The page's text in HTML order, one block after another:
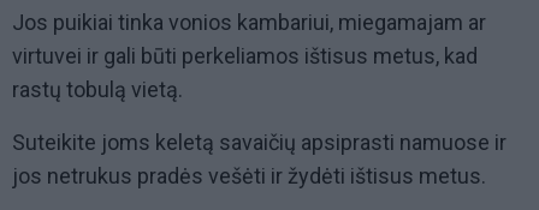
Jos puikiai tinka vonios kambariui, miegamajam ar
virtuvei ir gali būti perkeliamos ištisus metus, kad
rastų tobulą vietą.
Suteikite joms keletą savaičių apsiprasti namuose ir
jos netrukus pradės vešėti ir žydėti ištisus metus.